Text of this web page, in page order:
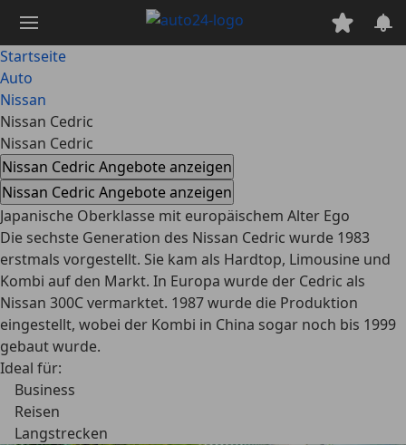
Hauptinhalt
springen
Startseite
Auto
Nissan
Nissan Cedric
Nissan Cedric
Nissan Cedric Angebote anzeigen
Nissan Cedric Angebote anzeigen
Japanische Oberklasse mit europäischem Alter Ego
Die sechste Generation des Nissan Cedric wurde 1983
erstmals vorgestellt. Sie kam als Hardtop, Limousine und
Kombi auf den Markt. In Europa wurde der Cedric als
Nissan 300C vermarktet. 1987 wurde die Produktion
eingestellt, wobei der Kombi in China sogar noch bis 1999
gebaut wurde.
Ideal für:
Business
Reisen
Langstrecken